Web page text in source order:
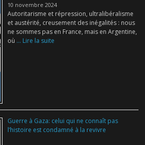
10 novembre 2024
Autoritarisme et répression, ultralibéralisme
et austérité, creusement des inégalités : nous
ne sommes pas en France, mais en Argentine,
où ... Lire la suite
Guerre à Gaza: celui qui ne connaît pas
l’histoire est condamné à la revivre